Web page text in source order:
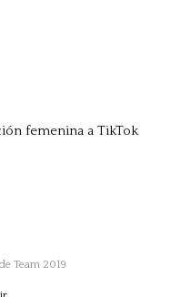
femenina a TikTok
Team 2019